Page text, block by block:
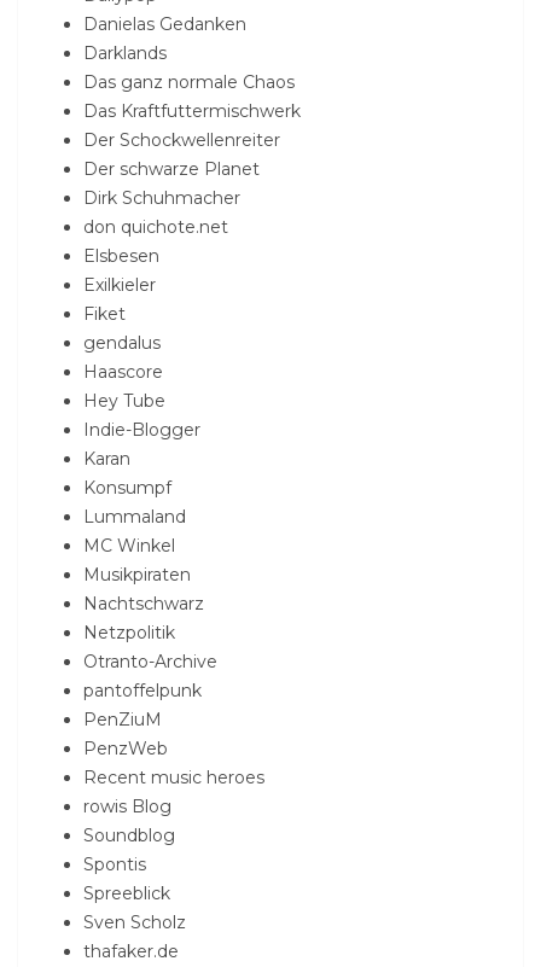
Danielas Gedanken
Darklands
Das ganz normale Chaos
Das Kraftfuttermischwerk
Der Schockwellenreiter
Der schwarze Planet
Dirk Schuhmacher
don quichote.net
Elsbesen
Exilkieler
Fiket
gendalus
Haascore
Hey Tube
Indie-Blogger
Karan
Konsumpf
Lummaland
MC Winkel
Musikpiraten
Nachtschwarz
Netzpolitik
Otranto-Archive
pantoffelpunk
PenZiuM
PenzWeb
Recent music heroes
rowis Blog
Soundblog
Spontis
Spreeblick
Sven Scholz
thafaker.de